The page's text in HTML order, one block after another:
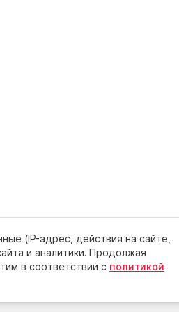
(IP-адрес, действия на сайте,
и аналитики. Продолжая
в соответствии с политикой